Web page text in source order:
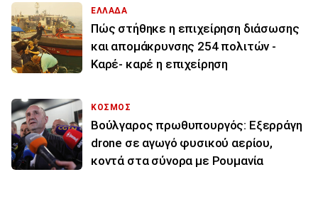
ΕΛΛΑΔΑ
Πώς στήθηκε η επιχείρηση διάσωσης
και απομάκρυνσης 254 πολιτών -
Καρέ- καρέ η επιχείρηση
ΚΟΣΜΟΣ
Βούλγαρος πρωθυπουργός: Εξερράγη
drone σε αγωγό φυσικού αερίου,
κοντά στα σύνορα με Ρουμανία